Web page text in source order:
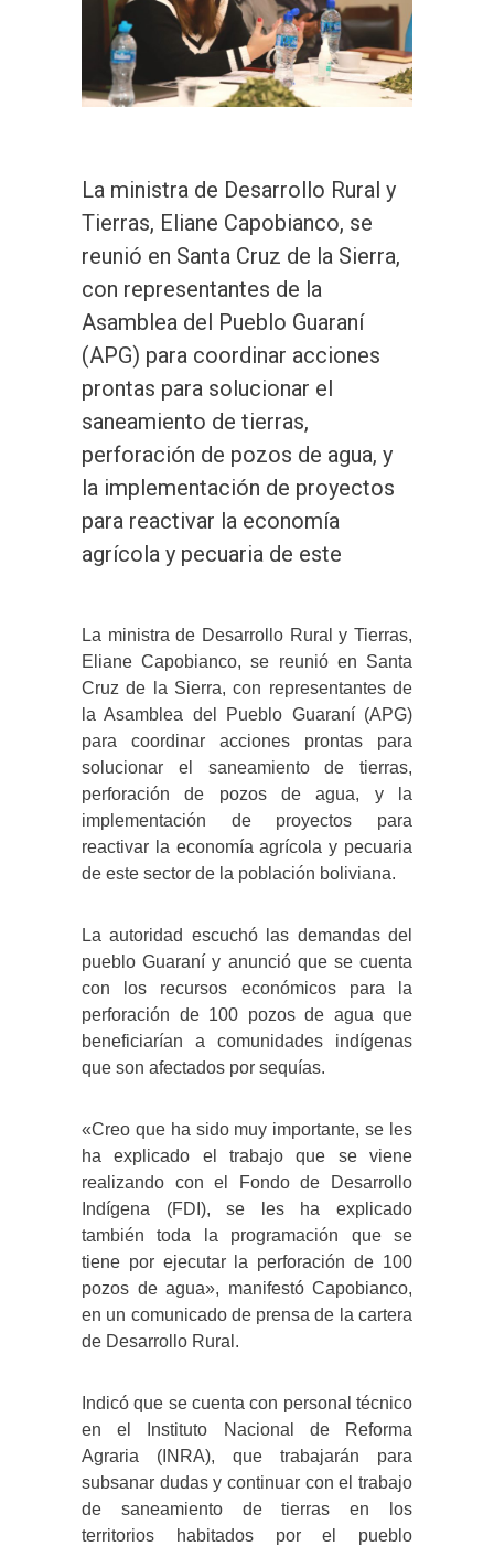
La ministra de Desarrollo Rural y
Tierras, Eliane Capobianco, se
reunió en Santa Cruz de la Sierra,
con representantes de la
Asamblea del Pueblo Guaraní
(APG) para coordinar acciones
prontas para solucionar el
saneamiento de tierras,
perforación de pozos de agua, y
la implementación de proyectos
para reactivar la economía
agrícola y pecuaria de este
La ministra de Desarrollo Rural y Tierras,
Eliane Capobianco, se reunió en Santa
Cruz de la Sierra, con representantes de
la Asamblea del Pueblo Guaraní (APG)
para coordinar acciones prontas para
solucionar el saneamiento de tierras,
perforación de pozos de agua, y la
implementación de proyectos para
reactivar la economía agrícola y pecuaria
de este sector de la población boliviana.
La autoridad escuchó las demandas del
pueblo Guaraní y anunció que se cuenta
con los recursos económicos para la
perforación de 100 pozos de agua que
beneficiarían a comunidades indígenas
que son afectados por sequías.
«Creo que ha sido muy importante, se les
ha explicado el trabajo que se viene
realizando con el Fondo de Desarrollo
Indígena (FDI), se les ha explicado
también toda la programación que se
tiene por ejecutar la perforación de 100
pozos de agua», manifestó Capobianco,
en un comunicado de prensa de la cartera
de Desarrollo Rural.
Indicó que se cuenta con personal técnico
en el Instituto Nacional de Reforma
Agraria (INRA), que trabajarán para
subsanar dudas y continuar con el trabajo
de saneamiento de tierras en los
territorios habitados por el pueblo